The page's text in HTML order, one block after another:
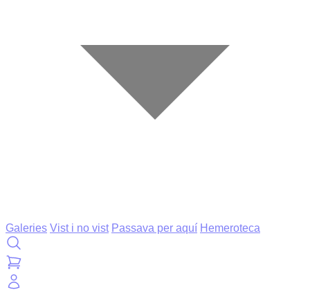
Galeries Vist i no vist Passava per aquí Hemeroteca